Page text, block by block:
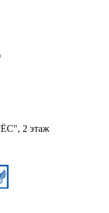
2 этаж